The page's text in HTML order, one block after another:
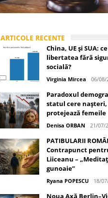
ARTICOLE RECENTE
China, UE și SUA:
libertatea fără
socială?
Virginia Mircea 06/08/
Paradoxul
statul cere nașteri,
protejează femeile
Denisa ORBAN 21/07/
PATIBULARII
Contrapunct
Liiceanu –
gunoaie”
Ryana POPESCU 18/
Noua Axă